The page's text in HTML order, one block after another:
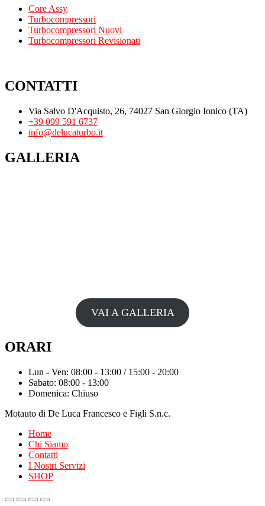
Core Assy
Turbocompressori
Turbocompressori Nuovi
Turbocompressori Revisionati
CONTATTI
Via Salvo D'Acquisto, 26, 74027 San Giorgio Ionico (TA)
+39 099 591 6737
info@delucaturbo.it
GALLERIA
VAI A GALLERIA
ORARI
Lun - Ven: 08:00 - 13:00 / 15:00 - 20:00
Sabato: 08:00 - 13:00
Domenica: Chiuso
Motauto di De Luca Francesco e Figli S.n.c.
Home
Chi Siamo
Contatti
I Nostri Servizi
SHOP